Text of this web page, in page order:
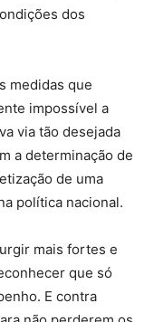
dos
medidas que
impossível a
via tão desejada
a determinação de
de uma
política nacional.
mais fortes e
que só
E contra